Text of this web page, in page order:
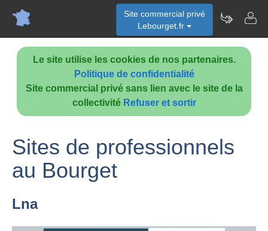
Le site utilise les cookies de nos partenaires.
Politique de confidentialité
Site commercial privé sans lien avec le site de la
collectivité Refuser et sortir
Site commercial privé
Lebourget.fr
Sites de professionnels
au Bourget
Lna